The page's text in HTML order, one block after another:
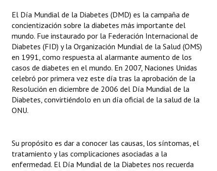
Ejecución Presupuestaria
Actas de Audiencias Públicas
NORMATIVA
Comunicaciones
Declaraciones
Resoluciones de Presidencia
INSTITUCIONAL
El Día Mundial de la Diabetes (DMD) es la campaña de
concientización sobre la diabetes más importante del
mundo. Fue instaurado por la Federación Internacional de
Diabetes (FID) y la Organización Mundial de la Salud (OMS)
en 1991, como respuesta al alarmante aumento de los
casos de diabetes en el mundo. En 2007, Naciones Unidas
celebró por primera vez este día tras la aprobación de la
Resolución en diciembre de 2006 del Día Mundial de la
Diabetes, convirtiéndolo en un día oficial de la salud de la
ONU.
Su propósito es dar a conocer las causas, los síntomas, el
tratamiento y las complicaciones asociadas a la
enfermedad. El Día Mundial de la Diabetes nos recuerda